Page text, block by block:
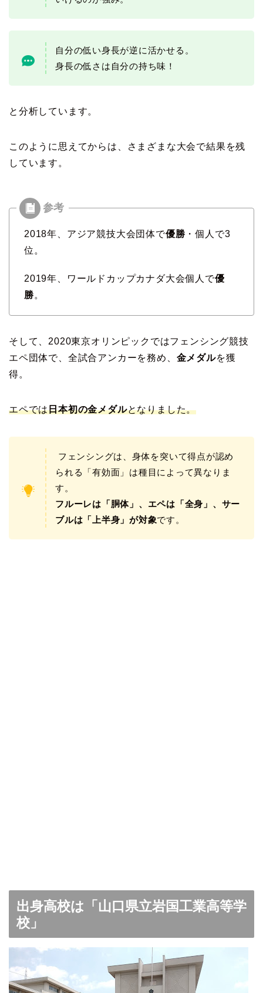
自分の低い身長が逆に活かせる。
身長の低さは自分の持ち味！
と分析しています。
このように思えてからは、さまざまな大会で結果を残
しています。
2018年、アジア競技大会団体で優勝 ・個人で3
位。
2019年、ワールドカップカナダ大会個人で優
勝。
そして、2020東京オリンピックではフェンシング競技
エペ団体で、全試合アンカーを務め、 金メダルを獲
得。
エペでは日本初の金メダルとなりました。
フェンシングは、身体を突いて得点が認め
られる「有効面」は種目によって異なりま
す。
フルーレは「胴体」、エペは「全身」、サー
ブルは「上半身」が対象です。
出身高校は「山口県立岩国工業高等学
校」